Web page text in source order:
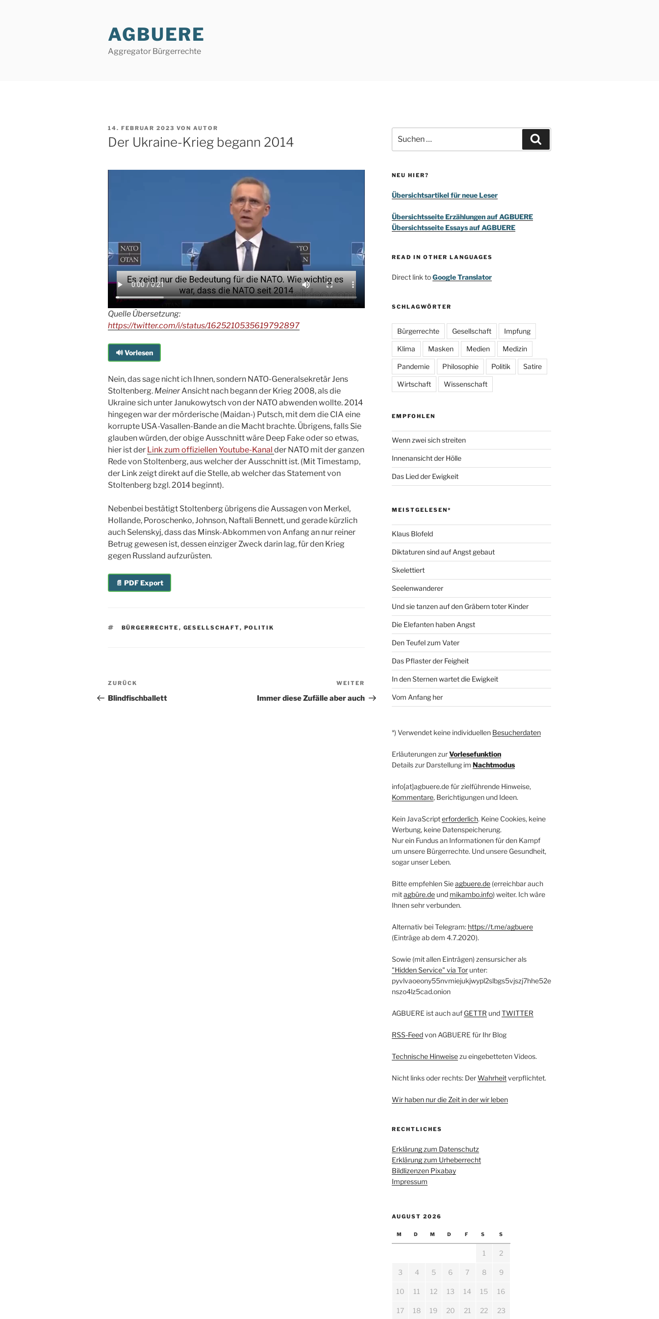
AGBUERE
Aggregator Bürgerrechte
VERÖFFENTLICHT
AM
14. FEBRUAR 2023 VON AUTOR
Der Ukraine-Krieg begann 2014
Quelle Übersetzung:
https://twitter.com/i/status/1625210535619792897
🔊 Vorlesen
Nein, das sage nicht ich Ihnen, sondern NATO-Generalsekretär Jens
Stoltenberg. MeinerAnsicht nach begann der Krieg 2008, als die
Ukraine sich unter Janukowytsch von der NATO abwenden wollte. 2014
hingegen war der mörderische (Maidan-) Putsch, mit dem die CIA eine
korrupte USA-Vasallen-Bande an die Macht brachte. Übrigens, falls Sie
glauben würden, der obige Ausschnitt wäre Deep Fake oder so etwas,
hier ist der Link zum offiziellen Youtube-Kanal der NATO mit der ganzen
Rede von Stoltenberg, aus welcher der Ausschnitt ist. (Mit Timestamp,
der Link zeigt direkt auf die Stelle, ab welcher das Statement von
Stoltenberg bzgl. 2014 beginnt).
Nebenbei bestätigt Stoltenberg übrigens die Aussagen von Merkel,
Hollande, Poroschenko, Johnson, Naftali Bennett, und gerade kürzlich
auch Selenskyj, dass das Minsk-Abkommen von Anfang an nur reiner
Betrug gewesen ist, dessen einziger Zweck darin lag, für den Krieg
gegen Russland aufzurüsten.
📄 PDF Export
SCHLAGWÖRTER
BÜRGERRECHTE , GESELLSCHAFT, POLITIK
Beitragsnavigation
Vorheriger
Beitrag
ZURÜCK
Blindfischballett
Nächster
Beitrag
WEITER
Immer diese Zufälle aber auch
nach:
NEU HIER?
Übersichtsartikel für neue Leser
Übersichtsseite Erzählungen auf AGBUERE
Übersichtsseite Essays auf AGBUERE
READ IN OTHER LANGUAGES
Direct link toGoogle Translator
SCHLAGWÖRTER
Bürgerrechte Gesellschaft Impfung
Klima Masken Medien Medizin
Pandemie Philosophie Politik Satire
Wirtschaft Wissenschaft
EMPFOHLEN
Wenn zwei sich streiten
Innenansicht der Hölle
Das Lied der Ewigkeit
MEISTGELESEN*
Klaus Blofeld
Diktaturen sind auf Angst gebaut
Skelettiert
Seelenwanderer
Und sie tanzen auf den Gräbern toter Kinder
Die Elefanten haben Angst
Den Teufel zum Vater
Das Pflaster der Feigheit
In den Sternen wartet die Ewigkeit
Vom Anfang her
*) Verwendet keine individuellen Besucherdaten
Erläuterungen zurVorlesefunktion
Details zur Darstellung im Nachtmodus
info[at]agbuere.de für zielführende Hinweise,
Kommentare, Berichtigungen und Ideen.
Kein JavaScripterforderlich. Keine Cookies, keine
Werbung, keine Datenspeicherung.
Nur ein Fundus an Informationen für den Kampf
um unsere Bürgerrechte. Und unsere Gesundheit,
sogar unser Leben.
Bitte empfehlen Sieagbuere.de(erreichbar auch
mitagbüre.deund mikambo.info) weiter. Ich wäre
Ihnen sehr verbunden.
Alternativ bei Telegram: https://t.me/agbuere
(Einträge ab dem 4.7.2020).
Sowie (mit allen Einträgen) zensursicher als
"Hidden Service" via Torunter:
pyvlvaoeony55nvmiejukjwypl2slbgs5vjszj7hhe52e
nszo4lz5cad.onion
AGBUERE ist auch auf GETTR undTWITTER
RSS-Feedvon AGBUERE für Ihr Blog
Technische Hinweisezu eingebetteten Videos.
Nicht links oder rechts: DerWahrheitverpflichtet.
Wir haben nur die Zeit in der wir leben
RECHTLICHES
Erklärung zum Datenschutz
Erklärung zum Urheberrecht
Bildlizenzen Pixabay
Impressum
AUGUST 2026
M D M D F S S
1 2
3 4 5 6 7 8 9
10 11 12 13 14 15 16
17 18 19 20 21 22 23